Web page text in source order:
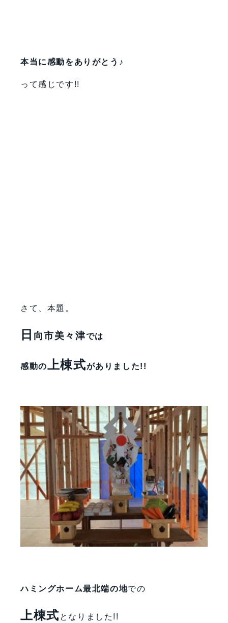
本当に感動をありがとう♪
って感じです!!
さて、本題。
日 向市美々津では
感動の上棟式がありました!!
ハミングホーム最北端の地での
上棟式 となりました!!